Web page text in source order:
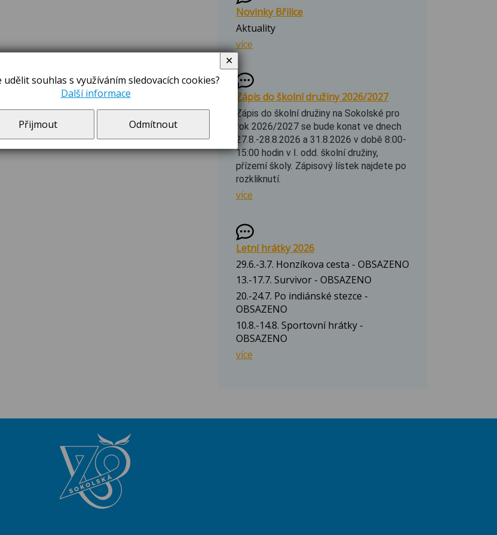
Novinky Břilice
Aktuality
více
Zápis do školní družiny 2026/2027
Zápis do školní družiny na Sokolské pro
rok 2026/2027 se bude konat ve dnech
27.8.-28.8.2026 a 31.8.2026 v době 8:00-
15:00 hodin v I. odd. školní družiny,
přízemí školy. Zápisový lístek najdete po
rozkliknutí.
více
Letní hrátky 2026
29.6.-3.7. Honzíkova cesta - OBSAZENO
13.-17.7. Survivor - OBSAZENO
20.-24.7. Po indiánské stezce -
OBSAZENO
10.8.-14.8. Sportovní hrátky -
OBSAZENO
více
udělit souhlas s využíváním sledovacích cookies?
Další informace
Přijmout Odmítnout
✕